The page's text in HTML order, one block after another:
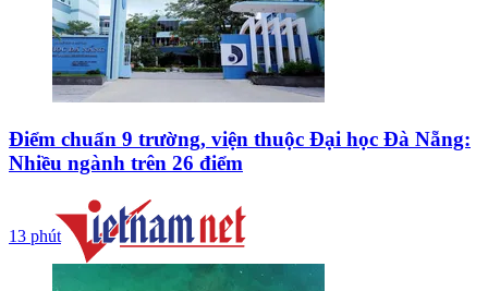
Điểm chuẩn 9 trường, viện thuộc Đại học Đà Nẵng:
Nhiều ngành trên 26 điểm
13 phút